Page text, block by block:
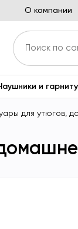
О компании
и
для утюгов,